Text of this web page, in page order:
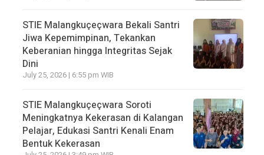
STIE Malangkuçeçwara Bekali Santri
Jiwa Kepemimpinan, Tekankan
Keberanian hingga Integritas Sejak
Dini
July 25, 2026 | 6:55 pm WIB
STIE Malangkuçeçwara Soroti
Meningkatnya Kekerasan di Kalangan
Pelajar, Edukasi Santri Kenali Enam
Bentuk Kekerasan